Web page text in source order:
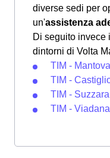
diverse sedi per
un'assistenza
Di seguito invece
dintorni di Volta
TIM - Mantova
TIM -
TIM - Suzzara
TIM - Viadana